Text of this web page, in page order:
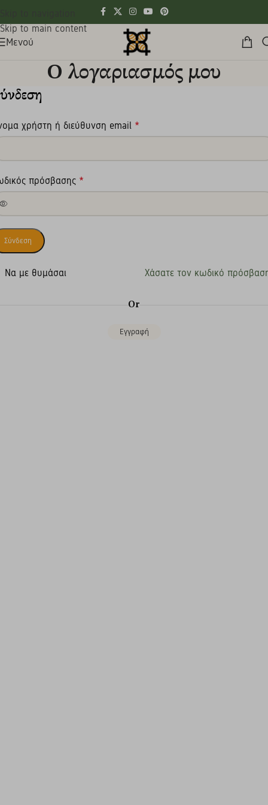
Skip to main content
Μενού
Ο λογαριασμός μου
χρήστη ή διεύθυνση email *
πρόσβασης *
Σύνδεση
Χάσατε τον κωδικό
Να με θυμάσαι
Or
Εγγραφή